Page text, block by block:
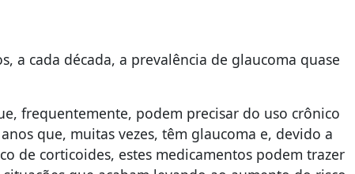
a cada década, a prevalência de glaucoma quase
frequentemente, podem precisar do uso crônico
que, muitas vezes, têm glaucoma e, devido a
de corticoides, estes medicamentos podem trazer